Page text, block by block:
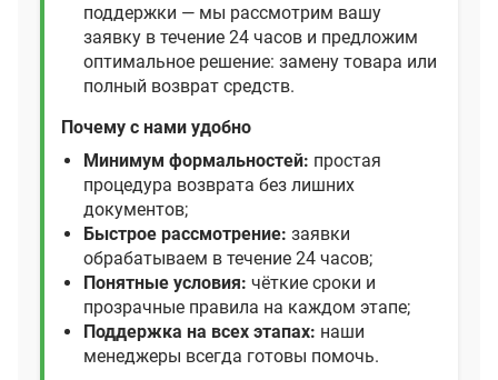
поддержки — мы рассмотрим вашу
заявку в течение 24 часов и предложим
оптимальное решение: замену товара или
полный возврат средств.
Почему с нами удобно
Минимум формальностей: простая
процедура возврата без лишних
документов;
Быстрое рассмотрение: заявки
обрабатываем в течение 24 часов;
Понятные условия: чёткие сроки и
прозрачные правила на каждом этапе;
Поддержка на всех этапах: наши
менеджеры всегда готовы помочь.